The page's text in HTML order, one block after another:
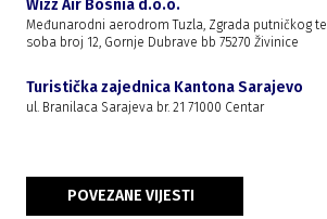
Wizz Air Bosnia d.o.o.
Međunarodni aerodrom Tuzla, Zgrada putničkog
soba broj 12, Gornje Dubrave bb 75270 Živinice
Turistička zajednica Kantona Sarajevo
ul. Branilaca Sarajeva br. 21 71000 Centar
POVEZANE VIJESTI